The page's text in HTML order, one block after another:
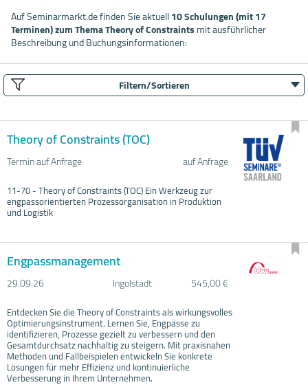
Auf Seminarmarkt.de finden Sie aktuell10 Schulungen (mit 17
Terminen) zum Thema Theory of Constraintsmit ausführlicher
Beschreibung und Buchungsinformationen:
Filtern/Sortieren
Theory of Constraints (TOC)
Termin auf Anfrage auf Anfrage
11-70 - Theory of Constraints (TOC) Ein Werkzeug zur
engpassorientierten Prozessorganisation in Produktion
und Logistik
Engpassmanagement
29.09.26 Ingolstadt 545,00 €
Entdecken Sie die Theory of Constraints als wirkungsvolles
Optimierungsinstrument. Lernen Sie, Engpässe zu
identifizieren, Prozesse gezielt zu verbessern und den
Gesamtdurchsatz nachhaltig zu steigern. Mit praxisnahen
Methoden und Fallbeispielen entwickeln Sie konkrete
Lösungen für mehr Effizienz und kontinuierliche
Verbesserung in Ihrem Unternehmen.